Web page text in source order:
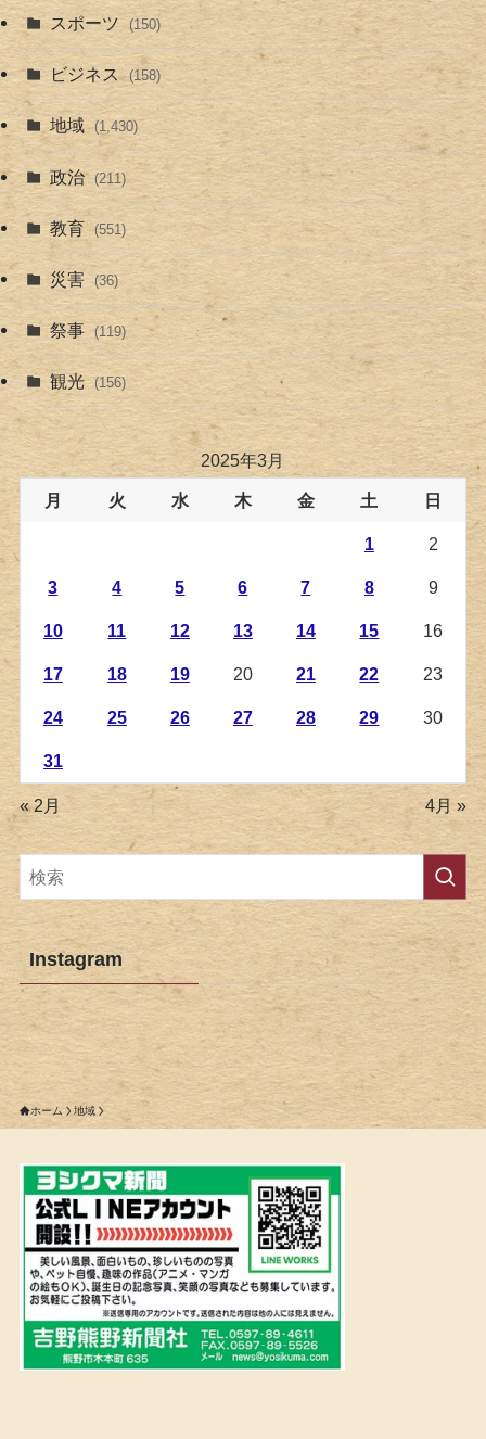
スポーツ (150)
ビジネス (158)
地域 (1,430)
政治 (211)
教育 (551)
災害 (36)
祭事 (119)
観光 (156)
2025年3月
月 火 水 木 金 土 日
1 2
3 4 5 6 7 8 9
10 11 12 13 14 15 16
17 18 19 20 21 22 23
24 25 26 27 28 29 30
31
« 2月 4月 »
Instagram
ホーム 地域